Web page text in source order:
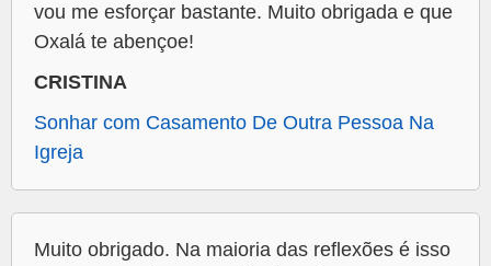
vou me esforçar bastante. Muito obrigada e que
Oxalá te abençoe!
CRISTINA
Sonhar com Casamento De Outra Pessoa Na
Igreja
Muito obrigado. Na maioria das reflexões é isso